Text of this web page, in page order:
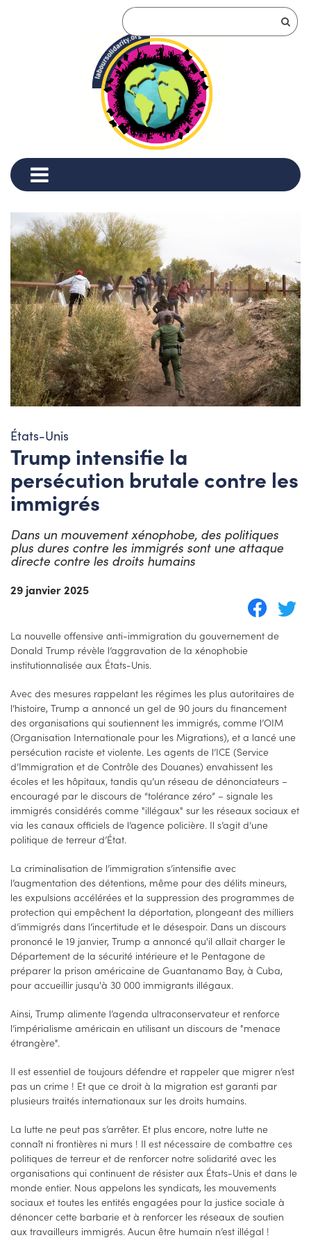
États-Unis
Trump intensifie la
persécution brutale contre les
immigrés
Dans un mouvement xénophobe, des politiques
plus dures contre les immigrés sont une attaque
directe contre les droits humains
29 janvier 2025
La nouvelle offensive anti-immigration du gouvernement de
Donald Trump révèle l’aggravation de la xénophobie
institutionnalisée aux États-Unis.
Avec des mesures rappelant les régimes les plus autoritaires de
l’histoire, Trump a annoncé un gel de 90 jours du financement
des organisations qui soutiennent les immigrés, comme l’OIM
(Organisation Internationale pour les Migrations), et a lancé une
persécution raciste et violente. Les agents de l’ICE (Service
d’Immigration et de Contrôle des Douanes) envahissent les
écoles et les hôpitaux, tandis qu’un réseau de dénonciateurs –
encouragé par le discours de “tolérance zéro” – signale les
immigrés considérés comme "illégaux" sur les réseaux sociaux et
via les canaux officiels de l’agence policière. Il s’agit d’une
politique de terreur d’État.
La criminalisation de l’immigration s’intensifie avec
l’augmentation des détentions, même pour des délits mineurs,
les expulsions accélérées et la suppression des programmes de
protection qui empêchent la déportation, plongeant des milliers
d’immigrés dans l’incertitude et le désespoir. Dans un discours
prononcé le 19 janvier, Trump a annoncé qu'il allait charger le
Département de la sécurité intérieure et le Pentagone de
préparer la prison américaine de Guantanamo Bay, à Cuba,
pour accueillir jusqu'à 30 000 immigrants illégaux.
Ainsi, Trump alimente l’agenda ultraconservateur et renforce
l’impérialisme américain en utilisant un discours de "menace
étrangère".
Il est essentiel de toujours défendre et rappeler que migrer n’est
pas un crime ! Et que ce droit à la migration est garanti par
plusieurs traités internationaux sur les droits humains.
La lutte ne peut pas s’arrêter. Et plus encore, notre lutte ne
connaît ni frontières ni murs ! Il est nécessaire de combattre ces
politiques de terreur et de renforcer notre solidarité avec les
organisations qui continuent de résister aux États-Unis et dans le
monde entier. Nous appelons les syndicats, les mouvements
sociaux et toutes les entités engagées pour la justice sociale à
dénoncer cette barbarie et à renforcer les réseaux de soutien
aux travailleurs immigrés. Aucun être humain n’est illégal !